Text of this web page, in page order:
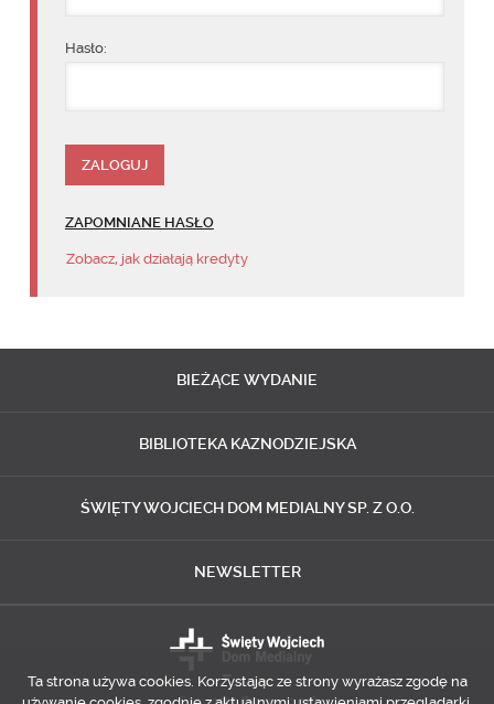
Hasło:
ZAPOMNIANE HASŁO
Zobacz, jak działają kredyty
BIEŻĄCE WYDANIE
BIBLIOTEKA KAZNODZIEJSKA
ŚWIĘTY WOJCIECH DOM MEDIALNY SP. Z O.O.
NEWSLETTER
Ta strona używa cookies. Korzystając ze strony wyrażasz zgodę na